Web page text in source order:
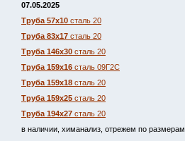
07.05.2025
Труба 57х10 сталь 20
Труба 83х17 сталь 20
Труба 146х30 сталь 20
Труба 159х16 сталь 09Г2С
Труба 159х18 сталь 20
Труба 159х25 сталь 20
Труба 194х27 сталь 20
в наличии, химанализ, отрежем по размерам.